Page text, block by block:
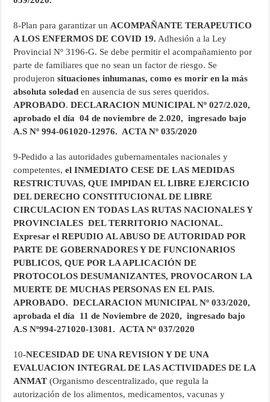
8-Plan para garantizar unACOMPAÑANTE TERAPEUTICO
A LOS ENFERMOS DE COVID 19. Adhesión a la Ley
Provincial Nº 3196-G. Se debe permitir el acompañamiento por
parte de familiares que no sean un factor de riesgo. Se
produjeronsituaciones inhumanas, como es morir en la más
absoluta soledad en ausencia de sus seres queridos.
APROBADO.DECLARACION MUNICIPAL Nº 027/2.020,
aprobado el día 04 de noviembre de 2.020, ingresado bajo
A.S Nº 994-061020-12976. ACTA Nº 035/2020
9-Pedido a las autoridades gubernamentales nacionales y
competentes,el INMEDIATO CESE DE LAS MEDIDAS
RESTRICTUVAS, QUE IMPIDAN EL LIBRE EJERCICIO
DEL DERECHO CONSTITUCIONAL DE LIBRE
CIRCULACION EN TODAS LAS RUTAS NACIONALES Y
PROVINCIALES DEL TERRITORIO NACIONAL.
Expresar el REPUDIO AL ABUSO DE AUTORIDAD POR
PARTE DE GOBERNADORES Y DE FUNCIONARIOS
PUBLICOS, QUE POR LA APLICACIÓN DE
PROTOCOLOS DESUMANIZANTES, PROVOCARON LA
MUERTE DE MUCHAS PERSONAS EN EL PAIS.
APROBADO. DECLARACION MUNICIPAL Nº 033/2020,
aprobada el día 11 de Noviembre de 2020, ingresado bajo
A.S Nº994-271020-13081. ACTA Nº 037/2020
10-NECESIDAD DE UNA REVISION Y DE UNA
EVALUACION INTEGRAL DE LAS ACTIVIDADES DE LA
ANMAT(Organismo descentralizado, que regula la
autorización de los alimentos, medicamentos, vacunas y